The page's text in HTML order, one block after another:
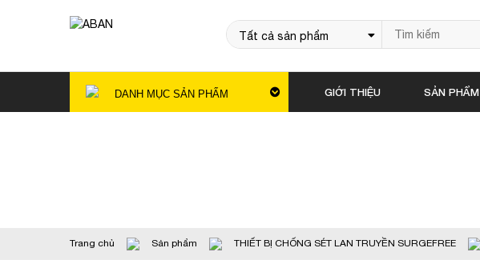
DANH MỤC SẢN PHẨM GIỚI THIỆU SẢN PHẨM
Trang chủ Sản phẩm THIẾT BỊ CHỐNG SÉT LAN TRUYỀN SURGEFREE